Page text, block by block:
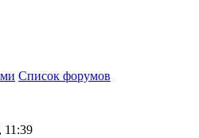
Список форумов
11:39